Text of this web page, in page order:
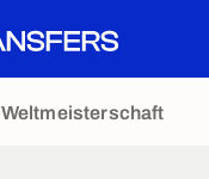
Weltmeisterschaft